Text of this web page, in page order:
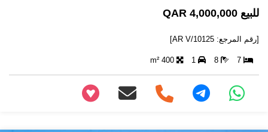
للبيع 4,000,000 QAR
[رقم المرجع: AR V/10125]
7
8
1
400 m²